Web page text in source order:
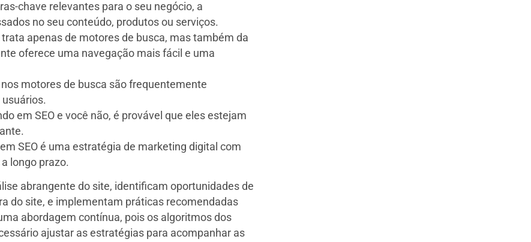
chave relevantes para o seu negócio, a
no seu conteúdo, produtos ou serviços.
trata apenas de motores de busca, mas também da
oferece uma navegação mais fácil e uma
motores de busca são frequentemente
em SEO e você não, é provável que eles estejam
SEO é uma estratégia de marketing digital com
longo prazo.
abrangente do site, identificam oportunidades de
do site, e implementam práticas recomendadas
abordagem contínua, pois os algoritmos dos
ajustar as estratégias para acompanhar as